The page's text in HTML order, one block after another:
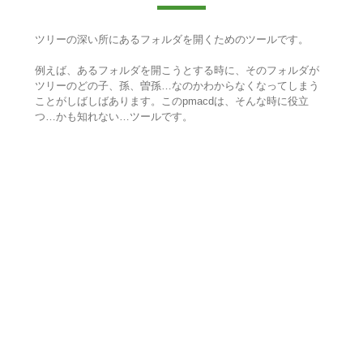
ツリーの深い所にあるフォルダを開くためのツールです。
例えば、あるフォルダを開こうとする時に、そのフォルダが
ツリーのどの子、孫、曽孫…なのかわからなくなってしまう
ことがしばしばあります。このpmacdは、そんな時に役立
つ…かも知れない…ツールです。